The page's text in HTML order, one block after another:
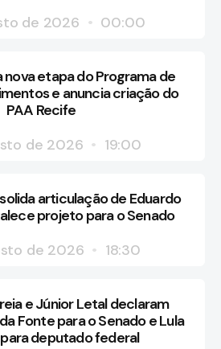
de 2026
00:00
nova etapa do Programa de
e anuncia criação do
PAA Recife
de 2026
19:00
articulação de Eduardo
projeto para o Senado
de 2026
18:30
e Júnior Letal declaram
Fonte para o Senado e Lula
deputado federal